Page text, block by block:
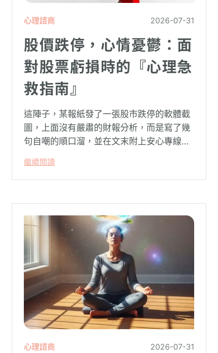
心理諮商 2026-07-31
股價跌停，心情憂鬱：面
對股票虧損時的『心理急
救指南』
這陣子，某報紙發了一張股市跌停的軟體截
圖，上面沒有嚴肅的財報分析，而是寫了幾
句自嘲的順口溜，並在文末附上安心專線與
被廣泛轉載。對許多投資人而言，螢幕上下
跌的數字背後，實質連結的是個人的財務壓
繼續閱讀
心理諮商 2026-07-31